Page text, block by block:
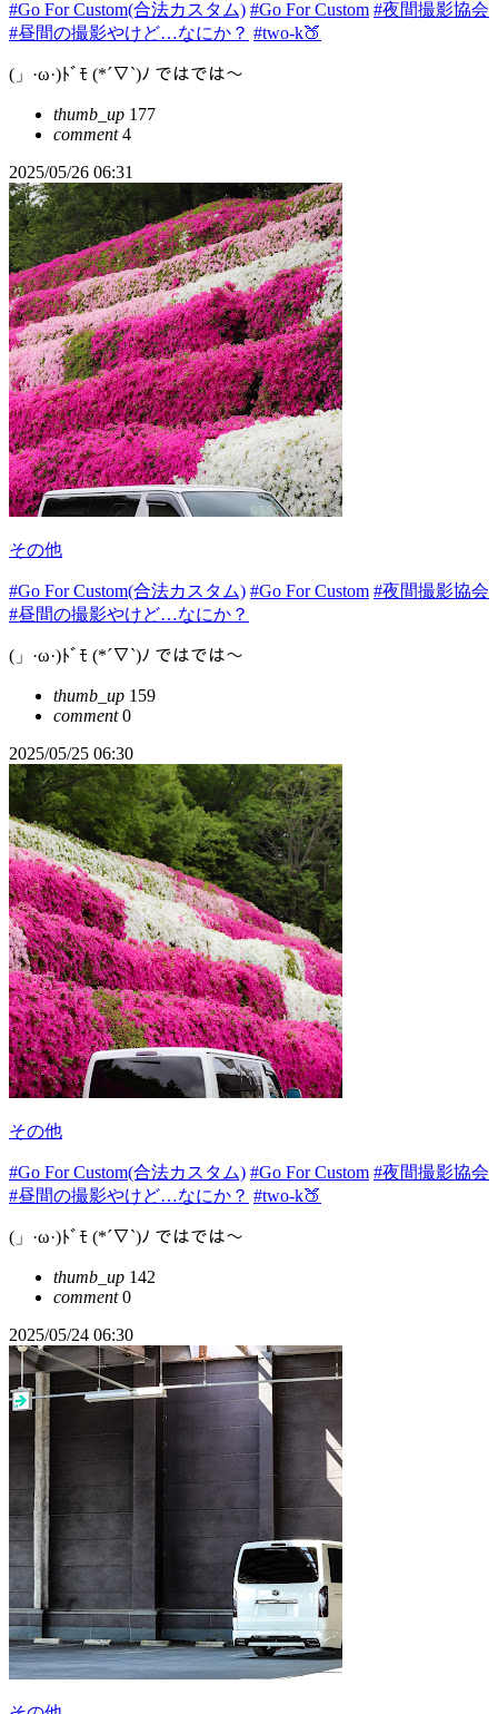
#Go For Custom(合法カスタム) #Go For Custom #夜間撮影協会
#昼間の撮影やけど…なにか？ #two-k🍑
(」·ω·)ﾄﾞﾓ (*´∇`)ﾉ ではでは～
thumb_up 177
comment4
2025/05/26 06:31
その他
#Go For Custom(合法カスタム) #Go For Custom #夜間撮影協会
#昼間の撮影やけど…なにか？
(」·ω·)ﾄﾞﾓ (*´∇`)ﾉ ではでは～
thumb_up 159
comment0
2025/05/25 06:30
その他
#Go For Custom(合法カスタム) #Go For Custom #夜間撮影協会
#昼間の撮影やけど…なにか？ #two-k🍑
(」·ω·)ﾄﾞﾓ (*´∇`)ﾉ ではでは～
thumb_up 142
comment0
2025/05/24 06:30